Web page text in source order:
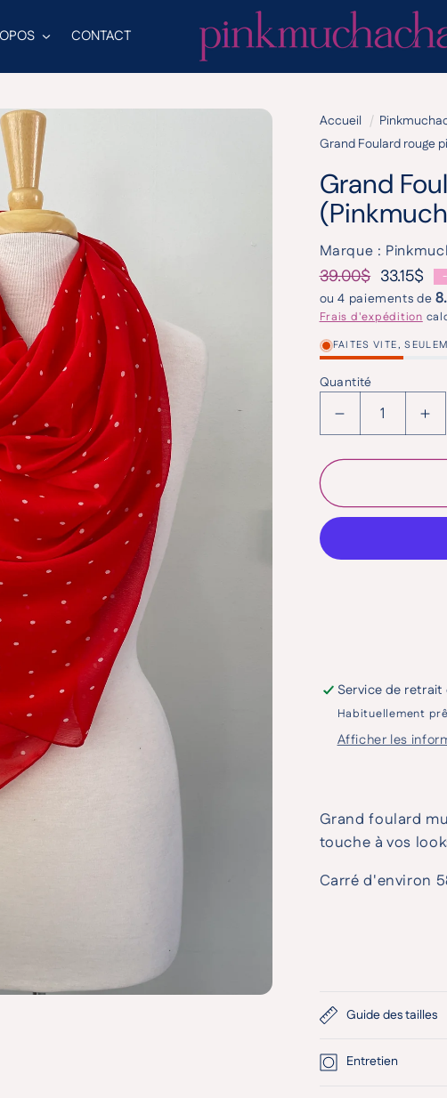
CONTACT
Accueil
Grand Foulard rouge
Grand
Marque :
Prix habituel
39.00$
Prix promotionnel
33.15$
ou 4 paiements de
Frais d'expédition
FAITES VITE,
Quantité
Réduire la
Service de retrait
Habituellement
Afficher les
Grand foulard
touche à vos
Carré d'environ
Guide des tailles
Entretien